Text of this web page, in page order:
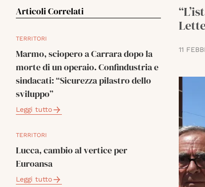
Articoli Correlati
TERRITORI
Marmo, sciopero a Carrara dopo la
morte di un operaio. Confindustria e
sindacati: “Sicurezza pilastro dello
sviluppo”
Leggi tutto
TERRITORI
Lucca, cambio al vertice per
Euroansa
Leggi tutto
11